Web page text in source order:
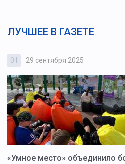
ЛУЧШЕЕ В ГАЗЕТЕ
01 29 сентября 2025
«Умное место» объединило